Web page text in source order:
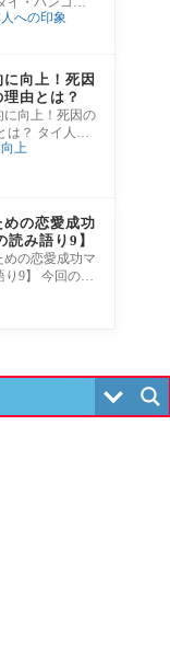
、前回とは
への印象
向上！死因
由とは？
に向上！死因の
は？ タイ人の
び、80歳に達
上
めの恋愛成功
み語り9】
めの恋愛成功マ
り9】 今回の動
恋愛の難し